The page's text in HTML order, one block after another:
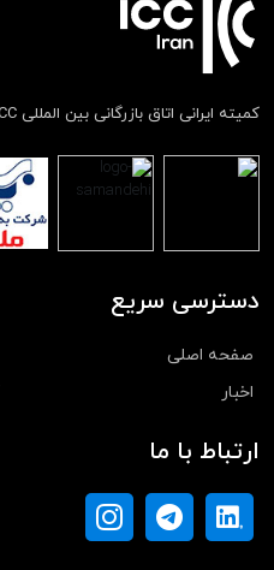
کمیته ایرانی اتاق بازرگانی بین المللی ICC
دسترسی سریع
صفحه اصلی
اخبار
ارتباط با ما